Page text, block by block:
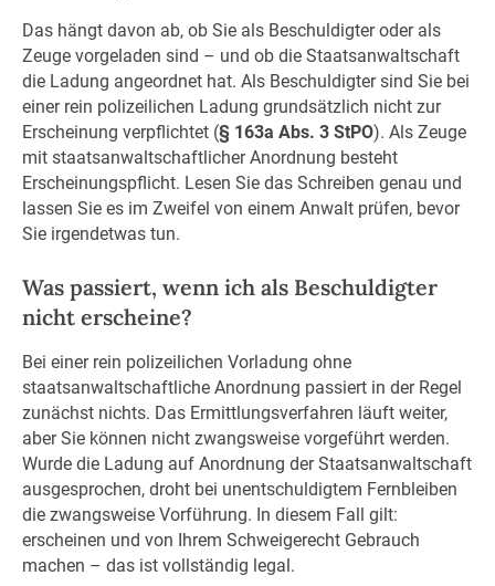
Das hängt davon ab, ob Sie als Beschuldigter oder als
Zeuge vorgeladen sind – und ob die Staatsanwaltschaft
die Ladung angeordnet hat. Als Beschuldigter sind Sie bei
einer rein polizeilichen Ladung grundsätzlich nicht zur
Erscheinung verpflichtet (§ 163a Abs. 3 StPO). Als Zeuge
mit staatsanwaltschaftlicher Anordnung besteht
Erscheinungspflicht. Lesen Sie das Schreiben genau und
lassen Sie es im Zweifel von einem Anwalt prüfen, bevor
Sie irgendetwas tun.
Was passiert, wenn ich als Beschuldigter
nicht erscheine?
Bei einer rein polizeilichen Vorladung ohne
staatsanwaltschaftliche Anordnung passiert in der Regel
zunächst nichts. Das Ermittlungsverfahren läuft weiter,
aber Sie können nicht zwangsweise vorgeführt werden.
Wurde die Ladung auf Anordnung der Staatsanwaltschaft
ausgesprochen, droht bei unentschuldigtem Fernbleiben
die zwangsweise Vorführung. In diesem Fall gilt:
erscheinen und von Ihrem Schweigerecht Gebrauch
machen – das ist vollständig legal.